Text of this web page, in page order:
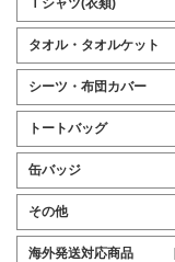
Ｔシャツ(衣類)
タオル・タオルケット
シーツ・布団カバー
トートバッグ
缶バッジ
その他
海外発送対応商品